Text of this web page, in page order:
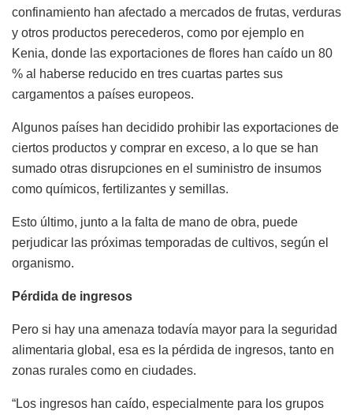
confinamiento han afectado a mercados de frutas, verduras
y otros productos perecederos, como por ejemplo en
Kenia, donde las exportaciones de flores han caído un 80
% al haberse reducido en tres cuartas partes sus
cargamentos a países europeos.
Algunos países han decidido prohibir las exportaciones de
ciertos productos y comprar en exceso, a lo que se han
sumado otras disrupciones en el suministro de insumos
como químicos, fertilizantes y semillas.
Esto último, junto a la falta de mano de obra, puede
perjudicar las próximas temporadas de cultivos, según el
organismo.
Pérdida de ingresos
Pero si hay una amenaza todavía mayor para la seguridad
alimentaria global, esa es la pérdida de ingresos, tanto en
zonas rurales como en ciudades.
“Los ingresos han caído, especialmente para los grupos